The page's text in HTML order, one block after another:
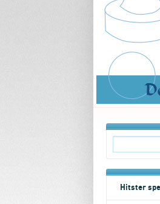
Hitster